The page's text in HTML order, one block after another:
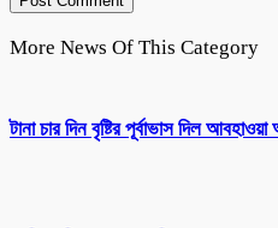
More News Of This Category
টানা চার দিন বৃষ্টির পূর্বাভাস দিল